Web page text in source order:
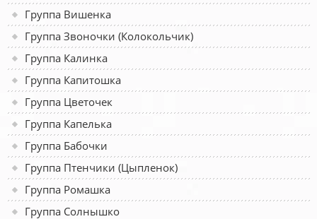
Группа Вишенка
Группа Звоночки (Колокольчик)
Группа Калинка
Группа Капитошка
Группа Цветочек
Группа Капелька
Группа Бабочки
Группа Птенчики (Цыпленок)
Группа Ромашка
Группа Солнышко